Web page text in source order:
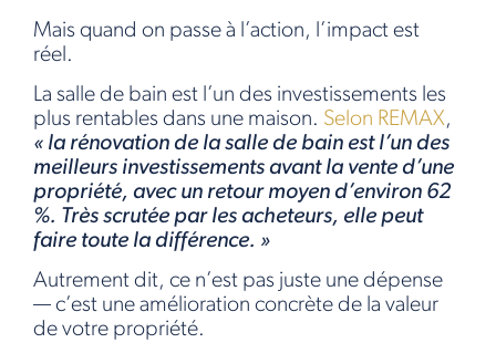
Mais quand on passe à l’action, l’impact est
réel.
La salle de bain est l’un des investissements les
plus rentables dans une maison. Selon REMAX,
« la rénovation de la salle de bain est l’un des
meilleurs investissements avant la vente d’une
propriété, avec un retour moyen d’environ 62
%. Très scrutée par les acheteurs, elle peut
faire toute la différence. »
Autrement dit, ce n’est pas juste une dépense
— c’est une amélioration concrète de la valeur
de votre propriété.